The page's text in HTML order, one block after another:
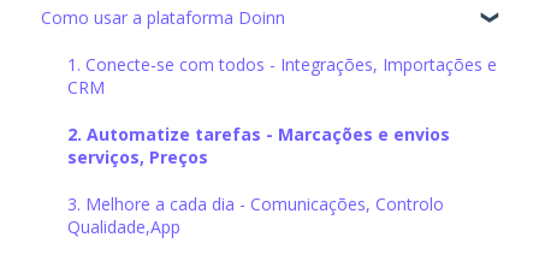
Configuração Inicial
Como usar a plataforma Doinn
1. Conecte-se com todos - Integrações, Importações e
CRM
2. Automatize tarefas - Marcações e envios
serviços, Preços
3. Melhore a cada dia - Comunicações, Controlo
Qualidade,App